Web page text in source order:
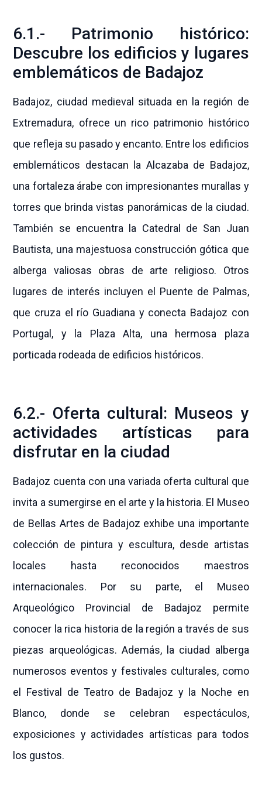
6.1.- Patrimonio histórico:
Descubre los edificios y lugares
emblemáticos de Badajoz
Badajoz, ciudad medieval situada en la región de
Extremadura, ofrece un rico patrimonio histórico
que refleja su pasado y encanto. Entre los edificios
emblemáticos destacan la Alcazaba de Badajoz,
una fortaleza árabe con impresionantes murallas y
torres que brinda vistas panorámicas de la ciudad.
También se encuentra la Catedral de San Juan
Bautista, una majestuosa construcción gótica que
alberga valiosas obras de arte religioso. Otros
lugares de interés incluyen el Puente de Palmas,
que cruza el río Guadiana y conecta Badajoz con
Portugal, y la Plaza Alta, una hermosa plaza
porticada rodeada de edificios históricos.
6.2.- Oferta cultural: Museos y
actividades artísticas para
disfrutar en la ciudad
Badajoz cuenta con una variada oferta cultural que
invita a sumergirse en el arte y la historia. El Museo
de Bellas Artes de Badajoz exhibe una importante
colección de pintura y escultura, desde artistas
locales hasta reconocidos maestros
internacionales. Por su parte, el Museo
Arqueológico Provincial de Badajoz permite
conocer la rica historia de la región a través de sus
piezas arqueológicas. Además, la ciudad alberga
numerosos eventos y festivales culturales, como
el Festival de Teatro de Badajoz y la Noche en
Blanco, donde se celebran espectáculos,
exposiciones y actividades artísticas para todos
los gustos.